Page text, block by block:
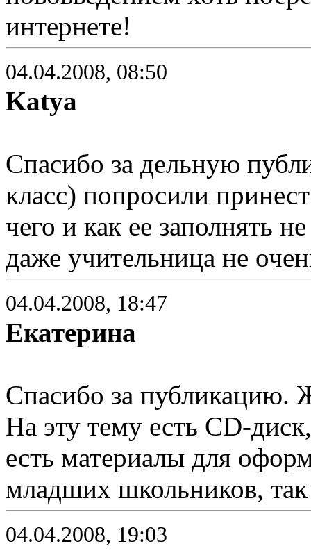
интернете!
04.04.2008, 08:50
Katya
Спасибо за дельную
класс) попросили
чего и как ее заполнять
даже учительница не
04.04.2008, 18:47
Екатерина
Спасибо за публикацию.
На эту тему есть CD-
есть материалы для
младших школьников,
04.04.2008, 19:03